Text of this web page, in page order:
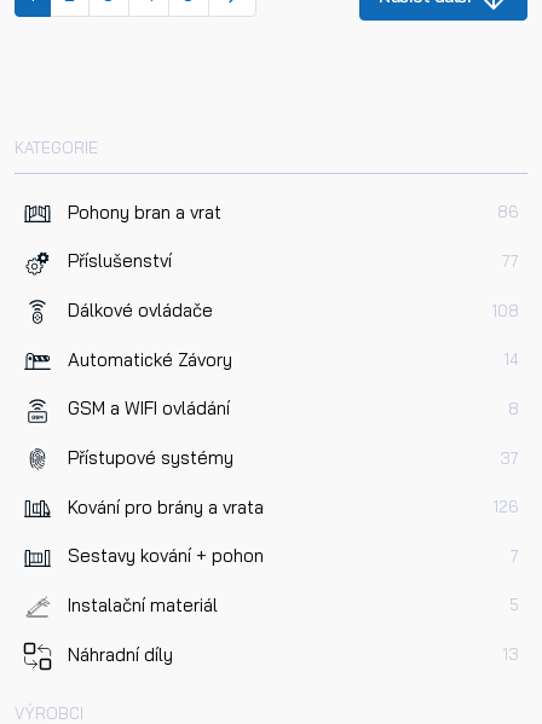
KATEGORIE
Pohony bran a vrat 86
Příslušenství 77
Dálkové ovládače 108
Automatické Závory 14
GSM a WIFI ovládání 8
Přístupové systémy 37
Kování pro brány a vrata 126
Sestavy kování + pohon 7
Instalační materiál 5
Náhradní díly 13
VÝROBCI